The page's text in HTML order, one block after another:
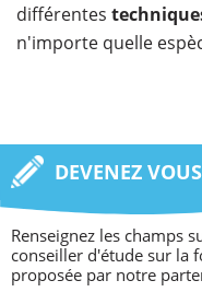
différentes
n'importe quelle
DEVENEZ
Renseignez les champs
conseiller d'étude sur la
proposée par notre